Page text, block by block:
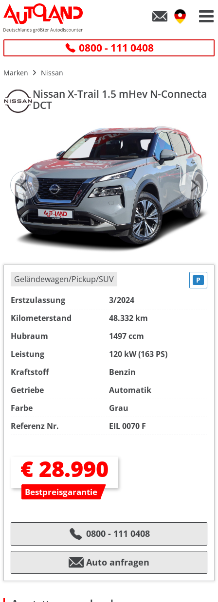
0800 - 111 0408
Marken Nissan
Nissan X-Trail 1.5 mHev N-Connecta
DCT
Geländewagen/Pickup/SUV P
Erstzulassung
3/2024
Kilometerstand
48.332 km
Hubraum
1497 ccm
Leistung
120 kW (163 PS)
Kraftstoff
Benzin
Getriebe
Automatik
Farbe
Grau
Referenz Nr.
EIL 0070 F
€ 28.990
Bestpreisgarantie
0800 - 111 0408
Auto anfragen